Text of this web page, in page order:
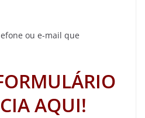
ou e-mail que
AQUI!